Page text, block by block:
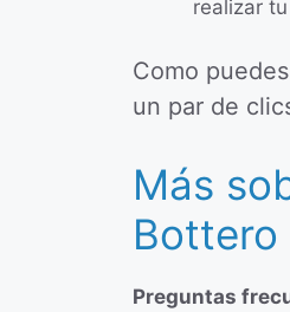
realizar
Como
un par de
Más
Bottero
Preguntas